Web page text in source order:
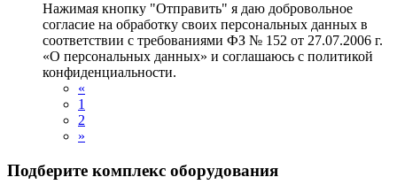
Нажимая кнопку "Отправить" я даю добровольное
согласие на обработку своих персональных данных в
соответствии с требованиями ФЗ № 152 от 27.07.2006 г.
«О персональных данных» и соглашаюсь с политикой
конфиденциальности.
«
1
2
»
Подберите комплекс оборудования